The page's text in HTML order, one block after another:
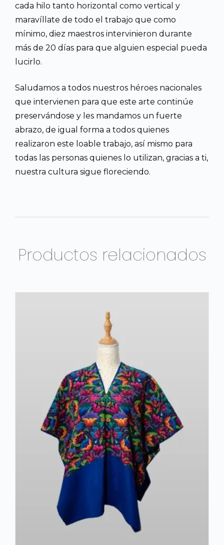
cada hilo tanto horizontal como vertical y
maravíllate de todo el trabajo que como
mínimo, diez maestros intervinieron durante
más de 20 días para que alguien especial pueda
lucirlo.
Saludamos a todos nuestros héroes nacionales
que intervienen para que este arte continúe
preservándose y les mandamos un fuerte
abrazo, de igual forma a todos quienes
realizaron este loable trabajo, así mismo para
todas las personas quienes lo utilizan, gracias a ti,
nuestra cultura sigue floreciendo.
Productos relacionados